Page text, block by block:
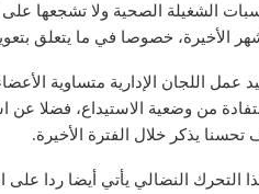
الشغيلة الصحية ولا تشجعها
الأخيرة، خصوصا في ما يتعلق
عمل اللجان الإدارية متساوية
من وضعية الاستيداع، فضلا
يذكر خلال الفترة الأخيرة.
هذا التحرك النضالي يأتي أيضا
مصحة الأخوين بالصويرة توفير معدات
ديسمبر 14, 2022